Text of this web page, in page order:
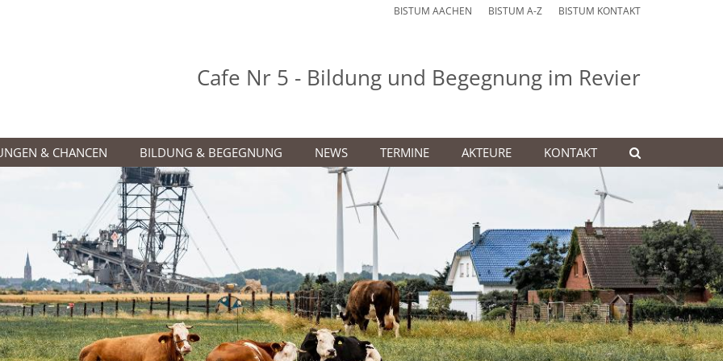
BISTUM AACHEN BISTUM A-Z BISTUM KONTAKT
Cafe Nr 5 - Bildung und Begegnung im Revier
& CHANCEN BILDUNG & BEGEGNUNG NEWS TERMINE AKTEURE KONTAKT